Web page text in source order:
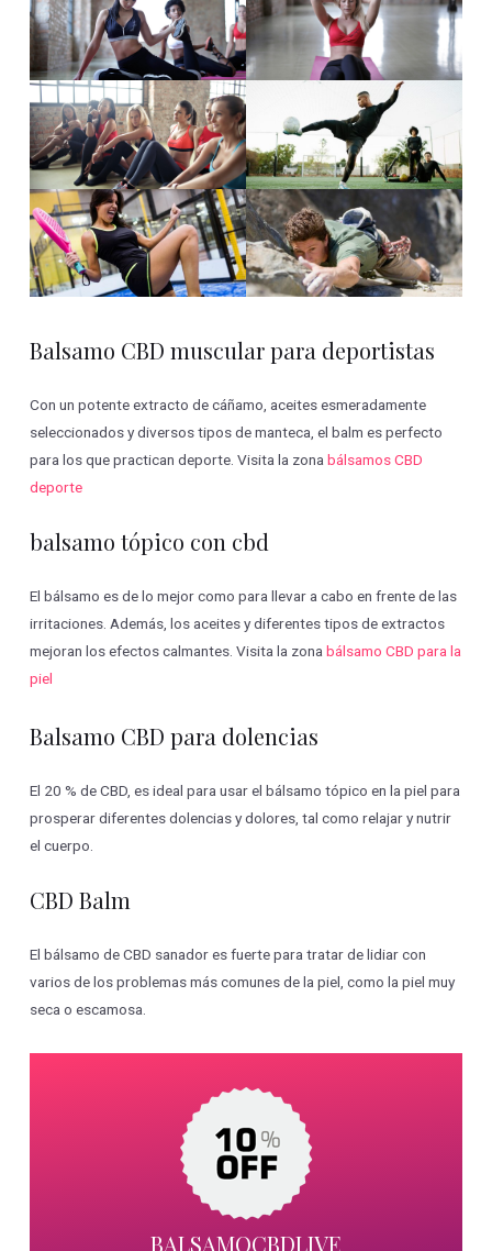
Balsamo CBD muscular para deportistas
Con un potente extracto de cáñamo, aceites esmeradamente
seleccionados y diversos tipos de manteca, el balm es perfecto
para los que practican deporte. Visita la zonabálsamos CBD
deporte
balsamo tópico con cbd
El bálsamo es de lo mejor como para llevar a cabo en frente de las
irritaciones. Además, los aceites y diferentes tipos de extractos
mejoran los efectos calmantes. Visita la zonabálsamo CBD para la
piel
Balsamo CBD para dolencias
El 20 % de CBD, es ideal para usar el bálsamo tópico en la piel para
prosperar diferentes dolencias y dolores, tal como relajar y nutrir
el cuerpo.
CBD Balm
El bálsamo de CBD sanador es fuerte para tratar de lidiar con
varios de los problemas más comunes de la piel, como la piel muy
seca o escamosa.
BALSAMOCBDLIVE